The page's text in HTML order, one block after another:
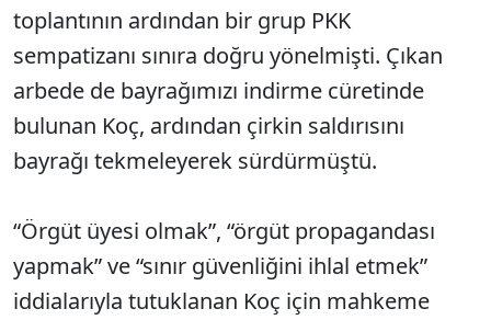
toplantının ardından bir grup PKK
sempatizanı sınıra doğru yönelmişti. Çıkan
arbede de bayrağımızı indirme cüretinde
bulunan Koç, ardından çirkin saldırısını
bayrağı tekmeleyerek sürdürmüştü.
“Örgüt üyesi olmak”, “örgüt propagandası
yapmak” ve “sınır güvenliğini ihlal etmek”
iddialarıyla tutuklanan Koç için mahkeme